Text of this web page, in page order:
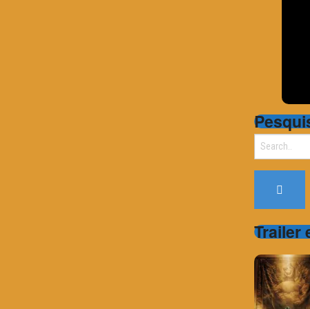
Search
Trailer